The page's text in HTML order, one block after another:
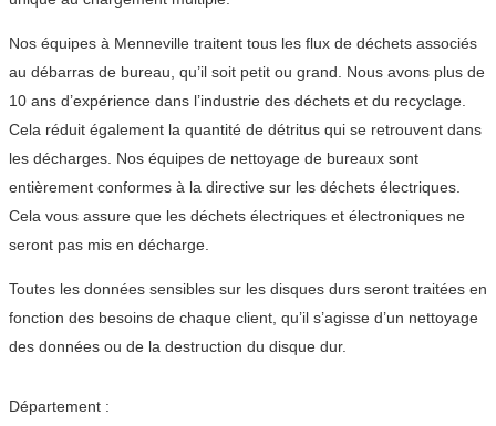
Nos équipes à Menneville traitent tous les flux de déchets associés
au débarras de bureau, qu’il soit petit ou grand. Nous avons plus de
10 ans d’expérience dans l’industrie des déchets et du recyclage.
Cela réduit également la quantité de détritus qui se retrouvent dans
les décharges. Nos équipes de nettoyage de bureaux sont
entièrement conformes à la directive sur les déchets électriques.
Cela vous assure que les déchets électriques et électroniques ne
seront pas mis en décharge.
Toutes les données sensibles sur les disques durs seront traitées en
fonction des besoins de chaque client, qu’il s’agisse d’un nettoyage
des données ou de la destruction du disque dur.
Département :